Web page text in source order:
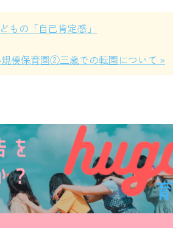
もの「自己肯定感」
模保育園②三歳での転園について »